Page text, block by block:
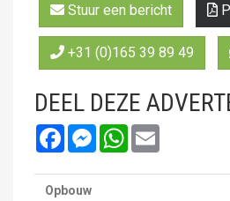
Stuur een bericht
+31 (0)165 39 89 49
DEEL DEZE
FacebookMessengerWhatsApp
Opbouw